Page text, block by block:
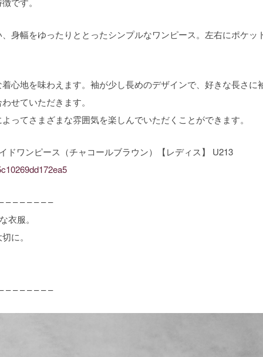
身幅をゆったりととったシンプルなワンピース。左右にポケッ
心地を味わえます。袖が少し長めのデザインで、好きな長さに
せていただきます。
ってさまざまな雰囲気を楽しんでいただくことができます。
ドワンピース（チャコールブラウン）【レディス】 U213
– – – – – – –
衣服。
に。
– – – – – – –